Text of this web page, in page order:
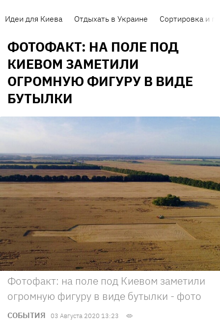
Идеи для Киева Отдыхать в Украине Сортировка и
ФОТОФАКТ: НА ПОЛЕ ПОД
КИЕВОМ ЗАМЕТИЛИ
ОГРОМНУЮ ФИГУРУ В ВИДЕ
БУТЫЛКИ
Фотофакт: на поле под Киевом заметили
огромную фигуру в виде бутылки - фото
СОБЫТИЯ 03 Августа 2020 13:23